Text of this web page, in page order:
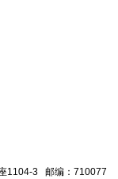
1104-3 邮编：710077